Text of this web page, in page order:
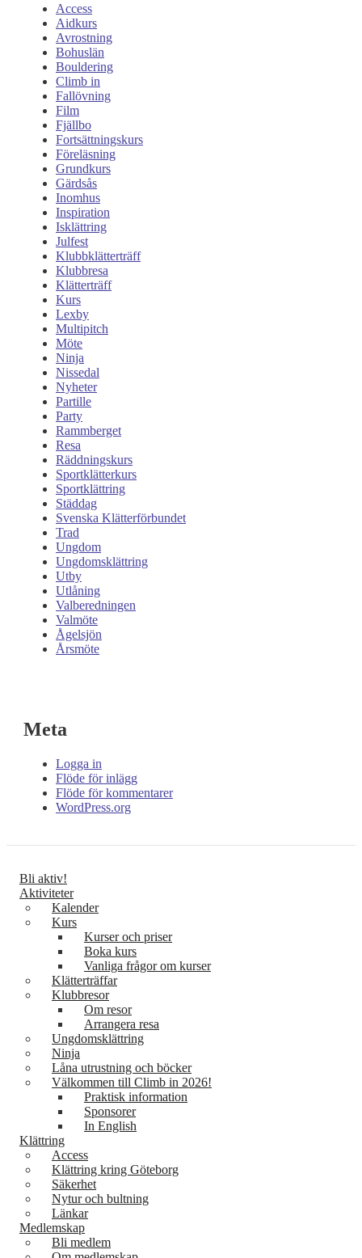
Access
Aidkurs
Avrostning
Bohuslän
Bouldering
Climb in
Fallövning
Film
Fjällbo
Fortsättningskurs
Föreläsning
Grundkurs
Gärdsås
Inomhus
Inspiration
Isklättring
Julfest
Klubbklätterträff
Klubbresa
Klätterträff
Kurs
Lexby
Multipitch
Möte
Ninja
Nissedal
Nyheter
Partille
Party
Rammberget
Resa
Räddningskurs
Sportklätterkurs
Sportklättring
Städdag
Svenska Klätterförbundet
Trad
Ungdom
Ungdomsklättring
Utby
Utlåning
Valberedningen
Valmöte
Ågelsjön
Årsmöte
Meta
Logga in
Flöde för inlägg
Flöde för kommentarer
WordPress.org
Bli aktiv!
Aktiviteter
Kalender
Kurs
Kurser och priser
Boka kurs
Vanliga frågor om kurser
Klätterträffar
Klubbresor
Om resor
Arrangera resa
Ungdomsklättring
Ninja
Låna utrustning och böcker
Välkommen till Climb in 2026!
Praktisk information
Sponsorer
In English
Klättring
Access
Klättring kring Göteborg
Säkerhet
Nytur och bultning
Länkar
Medlemskap
Bli medlem